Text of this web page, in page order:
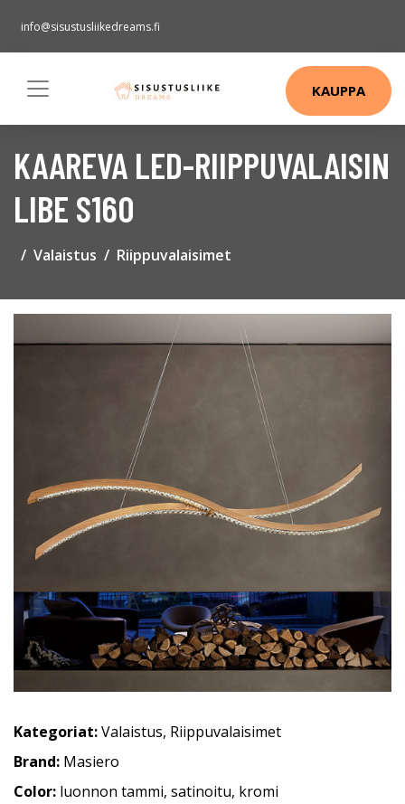
info@sisustusliikedreams.fi
KAUPPA
KAAREVA LED-RIIPPUVALAISIN
LIBE S160
Valaistus Riippuvalaisimet
Kategoriat:Valaistus, Riippuvalaisimet
Brand: Masiero
Color: luonnon tammi, satinoitu, kromi